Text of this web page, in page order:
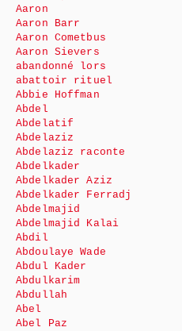
Aaron
Aaron Barr
Aaron Cometbus
Aaron Sievers
abandonné lors
abattoir rituel
Abbie Hoffman
Abdel
Abdelatif
Abdelaziz
Abdelaziz raconte
Abdelkader
Abdelkader Aziz
Abdelkader Ferradj
Abdelmajid
Abdelmajid Kalai
Abdil
Abdoulaye Wade
Abdul Kader
Abdulkarim
Abdullah
Abel
Abel Paz